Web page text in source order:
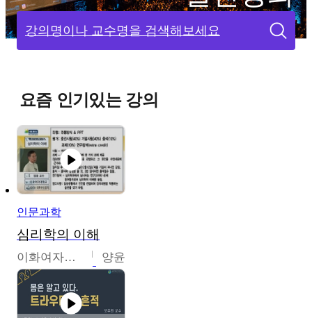
강의명이나 교수명을 검색해보세요
요즘 인기있는 강의
인문과학
심리학의 이해
이화여자대학교 양윤